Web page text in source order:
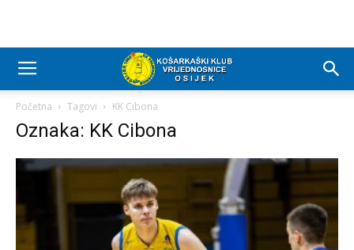
Početna Tagovi KK Cibona
Oznaka: KK Cibona